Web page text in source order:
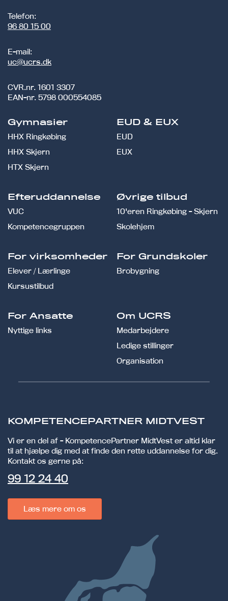
Telefon:
96 80 15 00
E-mail:
uc@ucrs.dk
CVR.nr. 1601 3307
EAN-nr. 5798 000554085
Gymnasier
HHX Ringkøbing
HHX Skjern
HTX Skjern
EUD & EUX
EUD
EUX
Efteruddannelse
VUC
Kompetencegruppen
Øvrige tilbud
10'eren Ringkøbing - Skjern
Skolehjem
For virksomheder
Elever / Lærlinge
Kursustilbud
For Grundskoler
Brobygning
For Ansatte
Nyttige links
Om UCRS
Medarbejdere
Ledige stillinger
Organisation
KOMPETENCEPARTNER MIDTVEST
Vi er en del af - KompetencePartner MidtVest er altid klar
til at hjælpe dig med at finde den rette uddannelse for dig.
Kontakt os gerne på:
99 12 24 40
Læs mere om os